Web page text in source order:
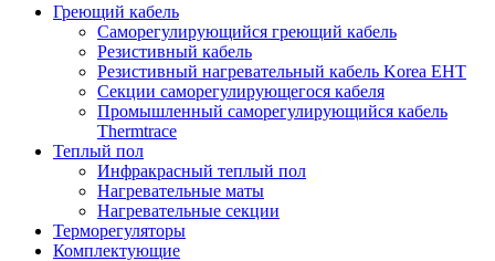
Греющий кабель
Саморегулирующийся греющий кабель
Резистивный кабель
Резистивный нагревательный кабель Korea EHT
Секции саморегулирующегося кабеля
Промышленный саморегулирующийся кабель
Thermtrace
Теплый пол
Инфракрасный теплый пол
Нагревательные маты
Нагревательные секции
Терморегуляторы
Комплектующие